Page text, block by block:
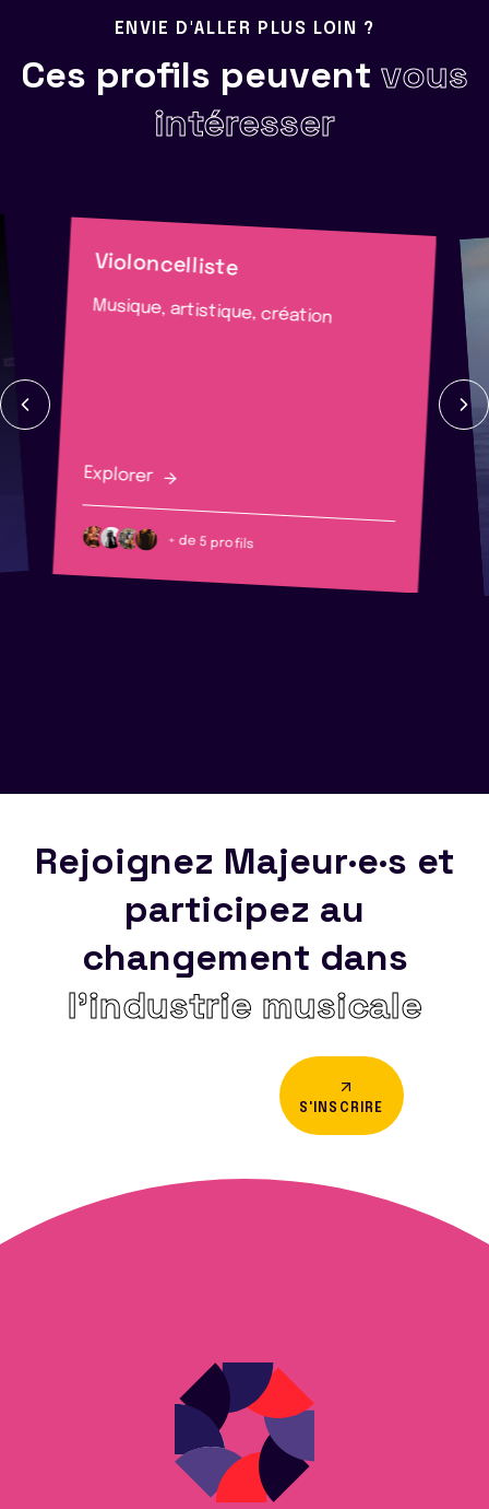
ENVIE D'ALLER PLUS LOIN ?
Ces profils peuvent vous
intéresser
Violoncelliste
Musique, artistique, création
Explorer
+ de 5 profils
Rejoignez Majeur·e·s et
participez au
changement dans
l’industrie musicale
S'INSCRIRE